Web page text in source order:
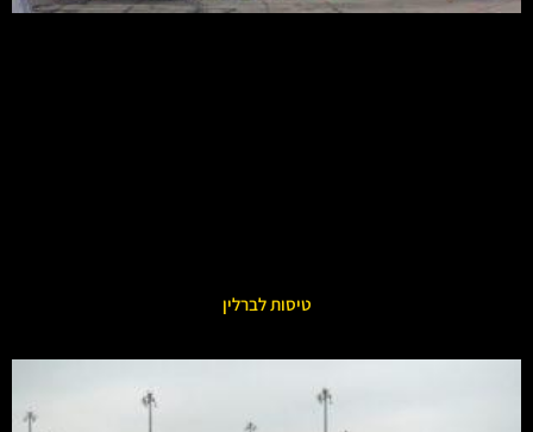
טיסות לברלין